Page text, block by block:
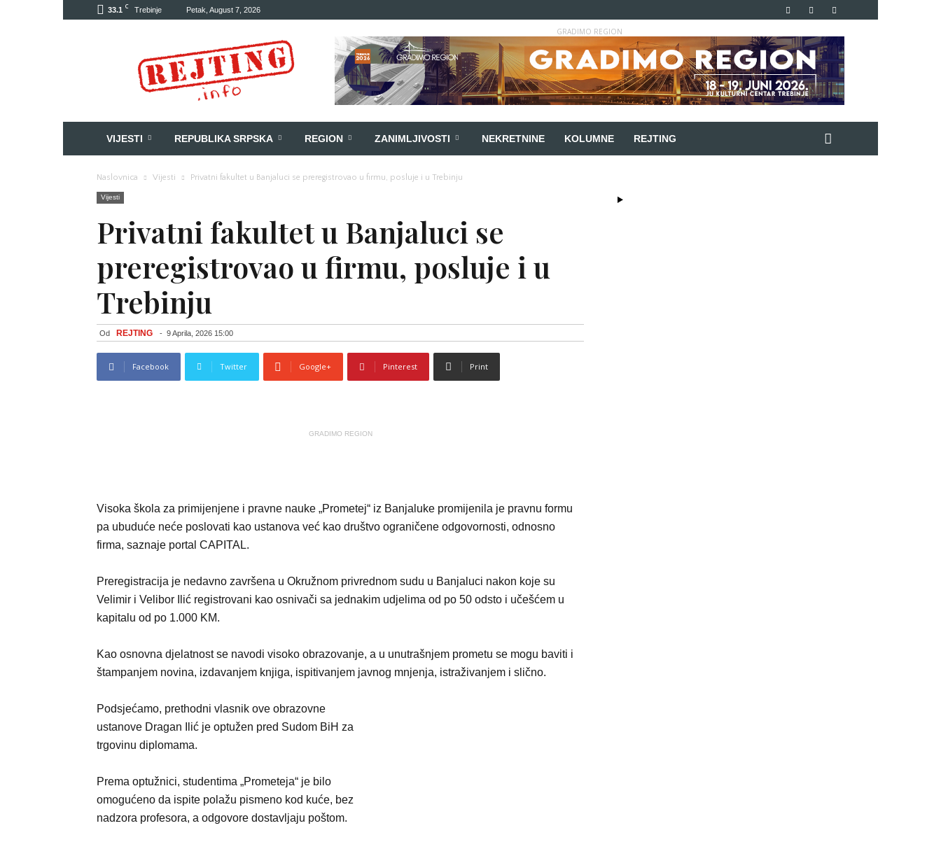
33.1 C Trebinje Petak, August 7, 2026
GRADIMO REGION
VIJESTI REPUBLIKA SRPSKA REGION ZANIMLJIVOSTI NEKRETNINE KOLUMNE REJTING
Naslovnica Vijesti Privatni fakultet u Banjaluci se preregistrovao u firmu, posluje i u Trebinju
Vijesti
Privatni fakultet u Banjaluci se
preregistrovao u firmu, posluje i u
Trebinju
Od REJTING - 9 Aprila, 2026 15:00
Facebook Twitter Google+ Pinterest Print
GRADIMO REGION
Visoka škola za primijenjene i pravne nauke „Prometej“ iz Banjaluke promijenila je pravnu formu
pa ubuduće neće poslovati kao ustanova već kao društvo ograničene odgovornosti, odnosno
firma, saznaje portal CAPITAL.
Preregistracija je nedavno završena u Okružnom privrednom sudu u Banjaluci nakon koje su
Velimir i Velibor Ilić registrovani kao osnivači sa jednakim udjelima od po 50 odsto i učešćem u
kapitalu od po 1.000 KM.
Kao osnovna djelatnost se navodi visoko obrazovanje, a u unutrašnjem prometu se mogu baviti i
štampanjem novina, izdavanjem knjiga, ispitivanjem javnog mnjenja, istraživanjem i slično.
Podsjećamo, prethodni vlasnik ove obrazovne
ustanove Dragan Ilić je optužen pred Sudom BiH za
trgovinu diplomama.
Prema optužnici, studentima „Prometeja“ je bilo
omogućeno da ispite polažu pismeno kod kuće, bez
nadzora profesora, a odgovore dostavljaju poštom.